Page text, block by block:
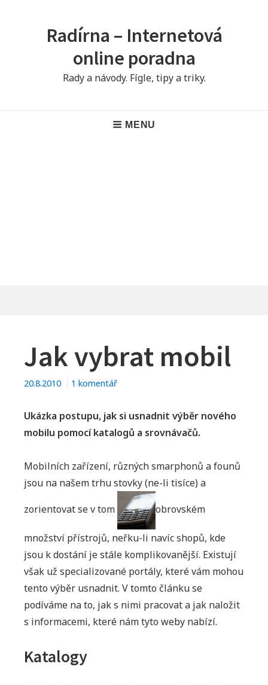
Radírna – Internetová
online poradna
Rady a návody. Fígle, tipy a triky.
MENU
Jak vybrat mobil
20.8.2010 1 komentářu
s
názvem
Jak
mobil
Ukázka postupu, jak si usnadnit výběr nového
mobilu pomocí katalogů a srovnávačů.
Mobilních zařízení, různých smarphonů a founů
jsou na našem trhu stovky (ne-li tisíce) a
zorientovat se v tom obrovském
množství přístrojů, neřku-li navíc shopů, kde
jsou k dostání je stále komplikovanější. Existují
však už specializované portály, které vám mohou
tento výběr usnadnit. V tomto článku se
podíváme na to, jak s nimi pracovat a jak naložit
s informacemi, které nám tyto weby nabízí.
Katalogy